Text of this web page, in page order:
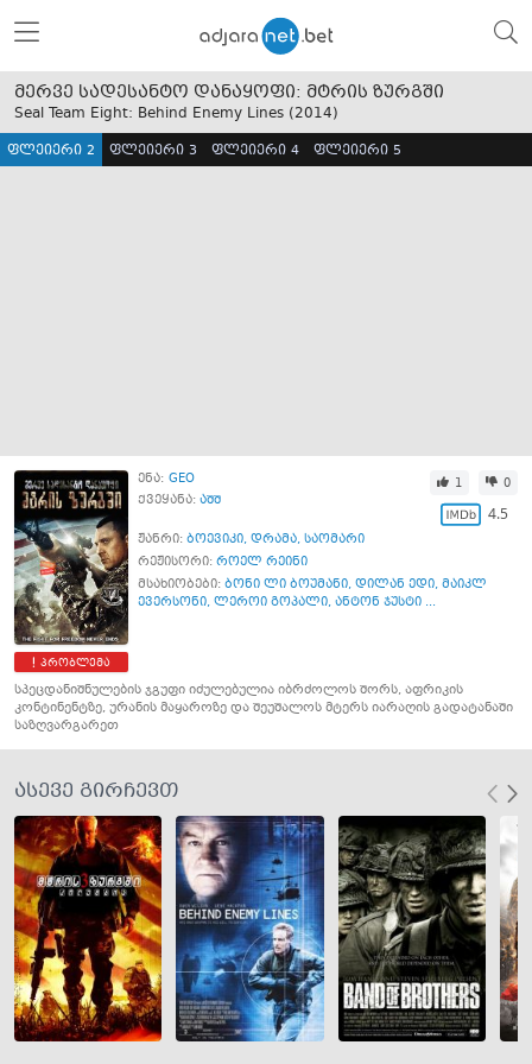
მერვე სადესანტო დანაყოფი: მტრის ზურგში
Seal Team Eight: Behind Enemy Lines (2014)
ფლეიერი 2 ფლეიერი 3 ფლეიერი 4 ფლეიერი 5
პრობლემა
ენა: GEO
ქვეყანა: აშშ
1 0
4.5
ჟანრი: ბოევიკი, დრამა, საომარი
რეჟისორი: როელ რეინი
მსახიობები: ბონი ლი ბოუმანი, დილან ედი, მაიკლ
ევერსონი, ლეროი გოპალი, ანტონ ჯუსტი ...
სპეცდანიშნულების ჯგუფი იძულებულია იბრძოლოს შორს, აფრიკის
კონტინენტზე, ურანის მაყაროზე და შეუშალოს მტერს იარაღის გადატანაში
საზღვარგარეთ
ასევე გირჩევთ